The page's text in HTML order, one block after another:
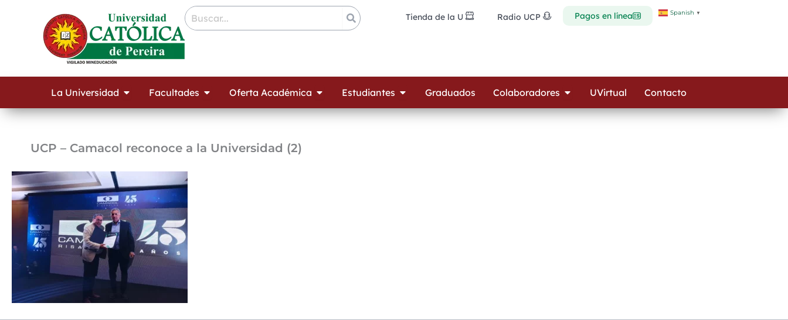
Tienda de la U Radio UCP Pagos en línea Spanish ▼
La Universidad Open La Universidad
Facultades Open Facultades
Oferta Académica Open Oferta Académica
Estudiantes Open Estudiantes
Graduados Colaboradores Open Colaboradores
UVirtual Contacto
UCP – Camacol reconoce a la Universidad (2)